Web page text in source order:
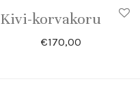
Kivi-korvakoru
€170,00